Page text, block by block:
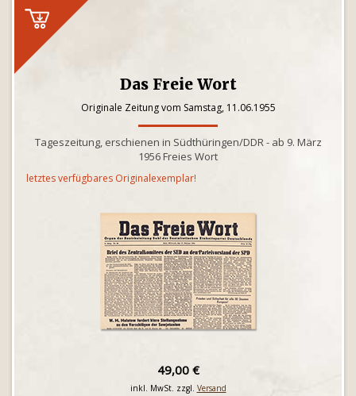
Das Freie Wort
Originale Zeitung vom Samstag, 11.06.1955
Tageszeitung, erschienen in Südthüringen/DDR - ab 9. März
1956 Freies Wort
letztes verfügbares Originalexemplar!
49,00 €
inkl. MwSt. zzgl. Versand